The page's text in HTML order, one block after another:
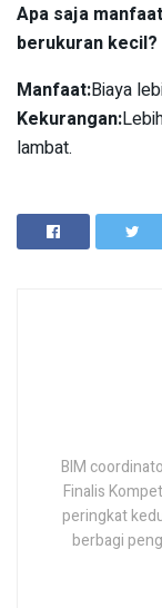
Apa saja
berukuran kecil?
Manfaat:Biaya
Kekurangan:
lambat.
BIM
Finalis
peringkat
berbagi